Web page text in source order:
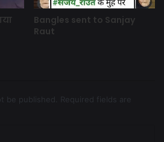
Bangles sent to Sanjay
Raut
be published.
Required fields are